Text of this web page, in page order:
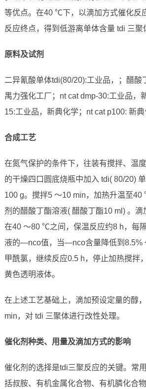
等优点。在40 ℃下，以滴加方式催化反
反应终点，得到低游离单体含量 tdi 三聚
原料及试剂
二异氰酸单体tdi(80/20):工业品，；醋酸
禺力强化工厂；nt cat dmp-30:工业品，
15:工业品，新典化学；nt cat p100: 新典
合成工艺
在氮气保护的条件下，往装有搅拌、温
的干燥四口圆底烧瓶中加入 tdi( 80/20)
100 g。搅拌5 ～10 min，加热升温至
剂的醋酸丁酯溶液( 醋酸丁酯10 ml) 。
在40 ～80 ℃之间，保温反应约8 h，每
液的—nco值，当—nco含量降低到8.5%
甲酰氯，继续反应0.5 h，停止加热搅拌
黄色透明液体。
在上述工艺基础上，滴加预设定量的醇
min，对 tdi 三聚体进行改性处理。
催化剂种类、用量及滴加方式的影响
催化剂的选择是tdi三聚反应的关键。常
括叔胺、有机金属化合物、有机膦化合